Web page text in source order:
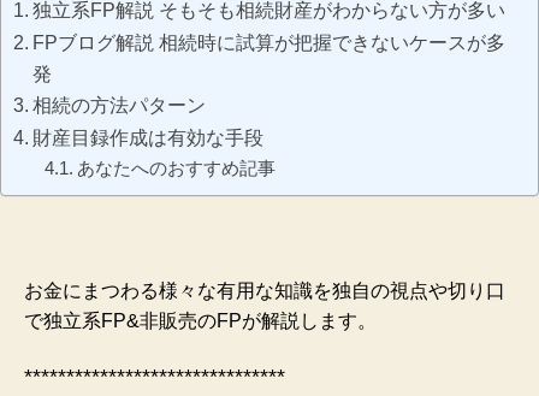
独立系FP解説 そもそも相続財産がわからない方が多い
FPブログ解説 相続時に試算が把握できないケースが多
発
相続の方法パターン
財産目録作成は有効な手段
あなたへのおすすめ記事
お金にまつわる様々な有用な知識を独自の視点や切り口
で独立系FP&非販売のFPが解説します。
*******************************